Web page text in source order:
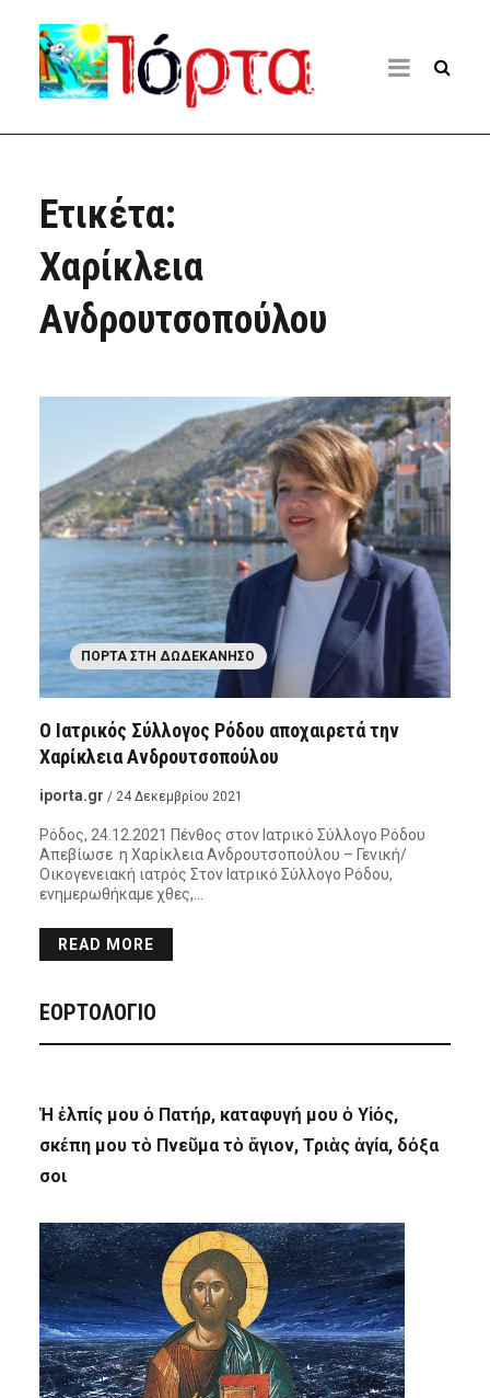
Ετικέτα:
Χαρίκλεια
Ανδρουτσοπούλου
ΠΌΡΤΑ ΣΤΗ ΔΩΔΕΚΆΝΗΣΟ
Ο Ιατρικός Σύλλογος Ρόδου αποχαιρετά την
Χαρίκλεια Ανδρουτσοπούλου
iporta.gr / 24 Δεκεμβρίου 2021
Ρόδος, 24.12.2021 Πένθος στον Ιατρικό Σύλλογο Ρόδου
Απεβίωσε η Χαρίκλεια Ανδρουτσοπούλου – Γενική/
Οικογενειακή ιατρός Στον Ιατρικό Σύλλογο Ρόδου,
ενημερωθήκαμε χθες,…
READ MORE
ΕΟΡΤΟΛΟΓΙΟ
Ἡ ἐλπίς μου ὁ Πατήρ, καταφυγή μου ὁ Υἱός,
σκέπη μου τὸ Πνεῦμα τὸ ἅγιον, Τριὰς ἁγία, δόξα
σοι